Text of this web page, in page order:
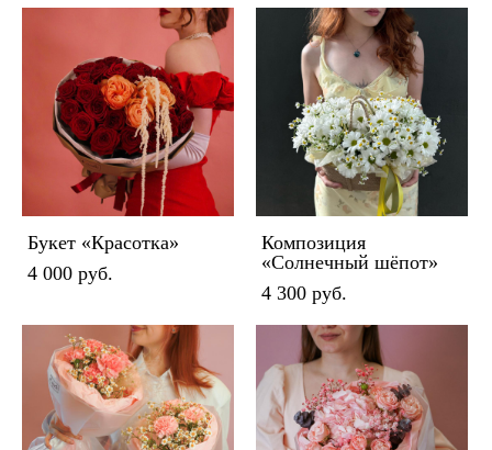
Букет «Красотка»
4 000 pуб.
Композиция
«Солнечный шёпот»
4 300 pуб.